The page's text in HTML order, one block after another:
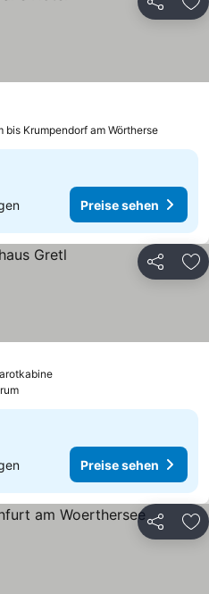
Teilen
bis Krumpendorf am Wörtherse
Preise sehen
Teilen
Preise sehen
Teilen